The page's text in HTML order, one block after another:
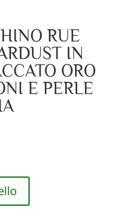
RUE
IN
ORO
E PERLE